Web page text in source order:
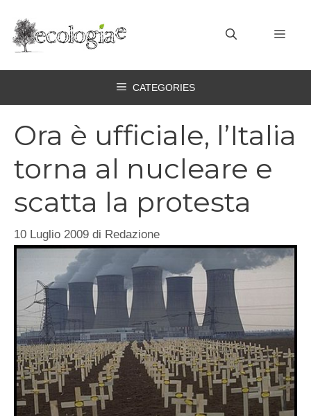
contenuto
CATEGORIES
Ora è ufficiale, l’Italia
torna al nucleare e
scatta la protesta
10 Luglio 2009 di Redazione